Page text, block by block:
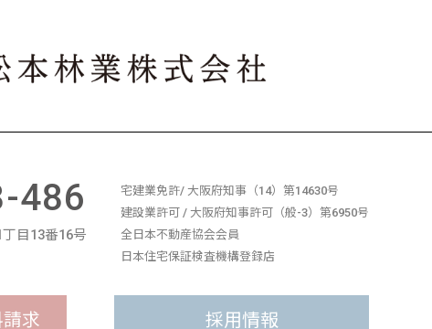
486
目13番16号
宅建業免許/ 大阪府知事（14）第14630号
建設業許可 / 大阪府知事許可（般-3）第6950号
全日本不動産協会会員
日本住宅保証検査機構登録店
求 採用情報